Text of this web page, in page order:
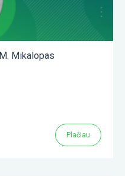
M. Mikalopas
Plačiau